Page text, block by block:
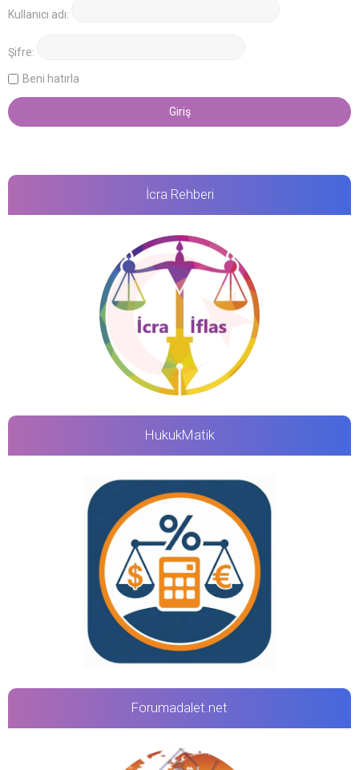
Kullanıcı adı:
Şifre:
Beni hatırla
İcra Rehberi
HukukMatik
Forumadalet.net